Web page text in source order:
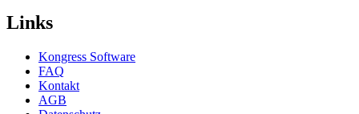
Links
Kongress Software
FAQ
Kontakt
AGB